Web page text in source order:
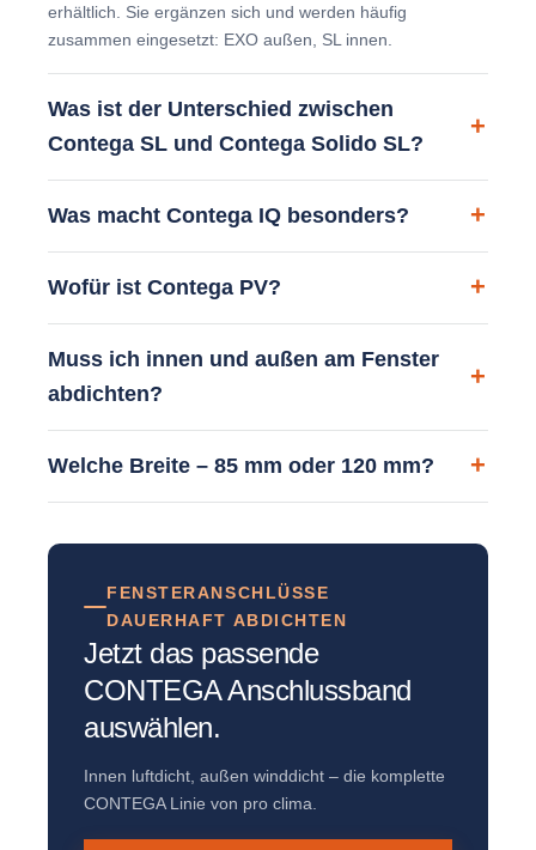
erhältlich. Sie ergänzen sich und werden häufig
zusammen eingesetzt: EXO außen, SL innen.
Was ist der Unterschied zwischen
Contega SL und Contega Solido SL?
Was macht Contega IQ besonders?
Wofür ist Contega PV?
Muss ich innen und außen am Fenster
abdichten?
Welche Breite – 85 mm oder 120 mm?
FENSTERANSCHLÜSSE
DAUERHAFT ABDICHTEN
Jetzt das passende
CONTEGA Anschlussband
auswählen.
Innen luftdicht, außen winddicht – die komplette
CONTEGA Linie von pro clima.